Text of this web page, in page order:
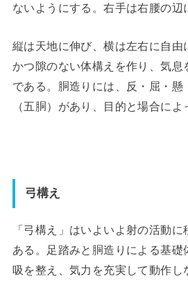
ないようにする。右手は右腰の辺
縦は天地に伸び、横は左右に自由
かつ隙のない体構えを作り、気息
である。胴造りには、反・屈・懸
（五胴）があり、目的と場合によ
弓構え
「弓構え」はいよいよ射の活動
ある。足踏みと胴造りによる基
吸を整え、気力を充実して動作し